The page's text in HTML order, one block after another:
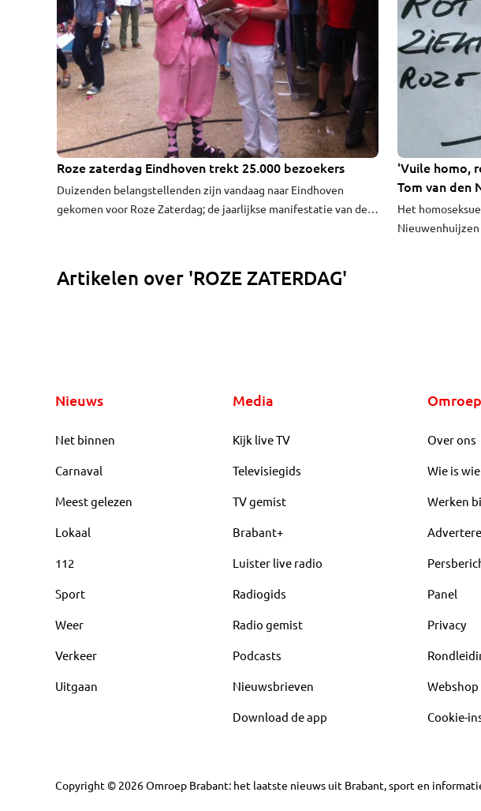
Roze zaterdag Eindhoven trekt 25.000 bezoekers
Duizenden belangstellenden zijn vandaag naar Eindhoven
gekomen voor Roze Zaterdag; de jaarlijkse manifestatie van de
1:17
'Vuile homo,
Tom van den
Het
Zaterdag",
Artikelen over 'ROZE ZATERDAG'
Nieuws
Net binnen
Carnaval
Meest gelezen
Lokaal
112
Sport
Weer
Verkeer
Uitgaan
Media
Kijk live TV
Televisiegids
TV gemist
Brabant+
Luister live radio
Radiogids
Radio gemist
Podcasts
Nieuwsbrieven
Download de app
Over ons
Wie is wie
Werken
Panel
Privacy
Webshop
Cookie-
Copyright © 2026Omroep Brabant: het laatste nieuws uit Brabant, sport en